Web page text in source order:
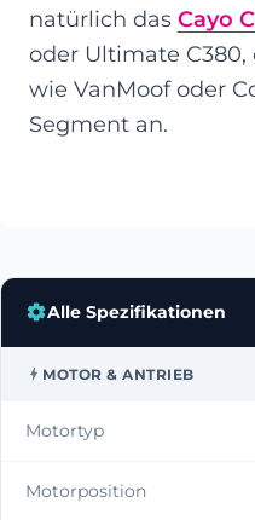
natürlich das Cayo
oder Ultimate
wie VanMoof oder
Segment an.
Alle Spezifikationen
MOTOR & ANTRIEB
Motortyp
Motorposition